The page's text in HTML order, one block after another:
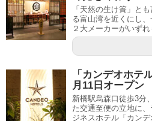
「天然の生け簀」と
る富山湾を近くにし
２大メーカーがいず
「カンデオホテ
月11日オープン
新橋駅烏森口徒歩3分
た交通至便の立地に
ジネスホテル「カン